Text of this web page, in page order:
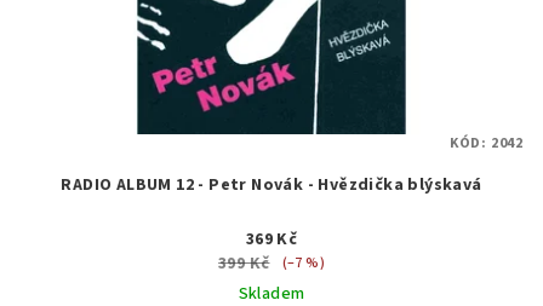
RADIO ALBUM 12 - Petr Novák - Hvězdička blýskavá
369 Kč
399 Kč
(–7 %)
Skladem
KÓD: 2042